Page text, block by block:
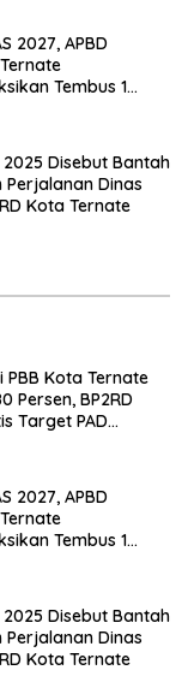
2027, APBD
Tembus 1
2025 Disebut Bantah
Perjalanan Dinas
Kota Ternate
PBB Kota Ternate
Persen, BP2RD
Target PAD
2027, APBD
Tembus 1
2025 Disebut Bantah
Perjalanan Dinas
Kota Ternate